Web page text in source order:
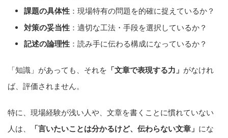
課題の具体性 ：現場特有の問題を的確に捉えているか？
対策の妥当性 ：適切な工法・手段を選択しているか？
記述の論理性 ：読み手に伝わる構成になっているか？
「知識」があっても、それを 「文章で表現する力」 がなけれ
ば、評価されません。
特に、現場経験が浅い人や、文章を書くことに慣れていない
人は、
「言いたいことは分かるけど、伝わらない文章」 にな